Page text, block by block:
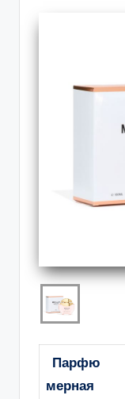
Парфю
мерная